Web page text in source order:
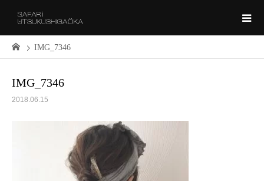
IMG_7346
IMG_7346
2018.06.15